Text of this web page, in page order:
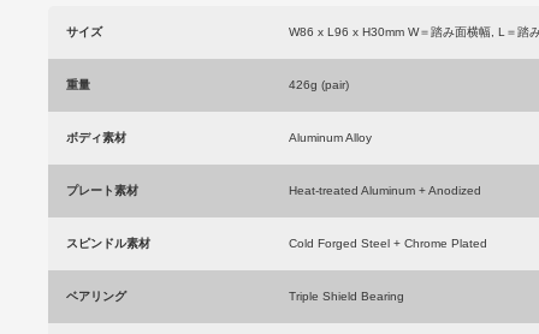
サイズ W86 x L96 x H30mm W＝踏み面横幅, L＝踏
重量 426g (pair)
ボディ素材 Aluminum Alloy
プレート素材 Heat-treated Aluminum + Anodized
スピンドル素材 Cold Forged Steel + Chrome Plated
ベアリング Triple Shield Bearing